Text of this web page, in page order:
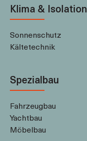
Klima & Isolation
Sonnenschutz
Kältetechnik
Spezialbau
Fahrzeugbau
Yachtbau
Möbelbau